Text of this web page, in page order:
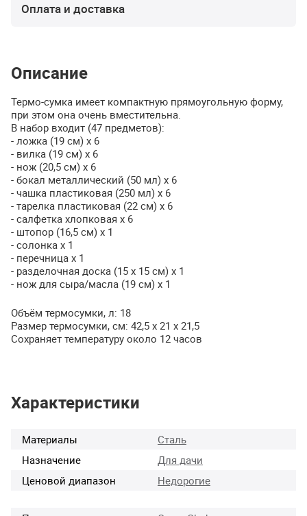
Оплата и доставка
Описание
Термо-сумка имеет компактную прямоугольную форму,
при этом она очень вместительна.
В набор входит (47 предметов):
- ложка (19 см) х 6
- вилка (19 см) х 6
- нож (20,5 см) х 6
- бокал металлический (50 мл) х 6
- чашка пластиковая (250 мл) х 6
- тарелка пластиковая (22 см) х 6
- салфетка хлопковая х 6
- штопор (16,5 см) х 1
- солонка х 1
- перечница х 1
- разделочная доска (15 х 15 см) х 1
- нож для сыра/масла (19 см) х 1
Объём термосумки, л: 18
Размер термосумки, см: 42,5 х 21 х 21,5
Сохраняет температуру около 12 часов
Характеристики
Материалы
Сталь
Назначение
Для дачи
Ценовой диапазон
Недорогие